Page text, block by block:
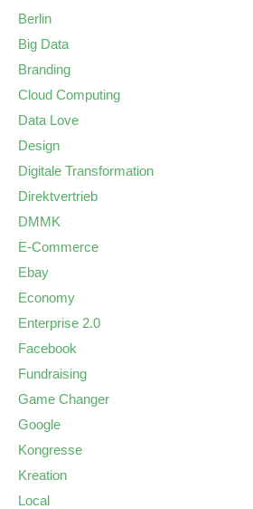
Berlin
Big Data
Branding
Cloud Computing
Data Love
Design
Digitale Transformation
Direktvertrieb
DMMK
E-Commerce
Ebay
Economy
Enterprise 2.0
Facebook
Fundraising
Game Changer
Google
Kongresse
Kreation
Local